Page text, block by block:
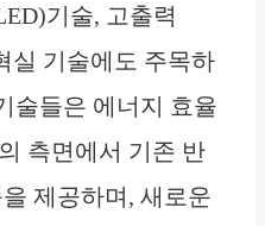
기술, 고출력
실 기술에도 주목하
술들은 에너지 효율
측면에서 기존 반
제공하며, 새로운